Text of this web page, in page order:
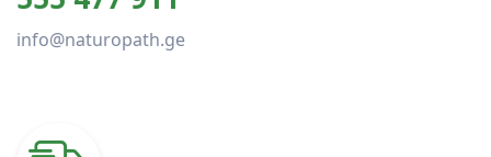
info@naturopath.ge